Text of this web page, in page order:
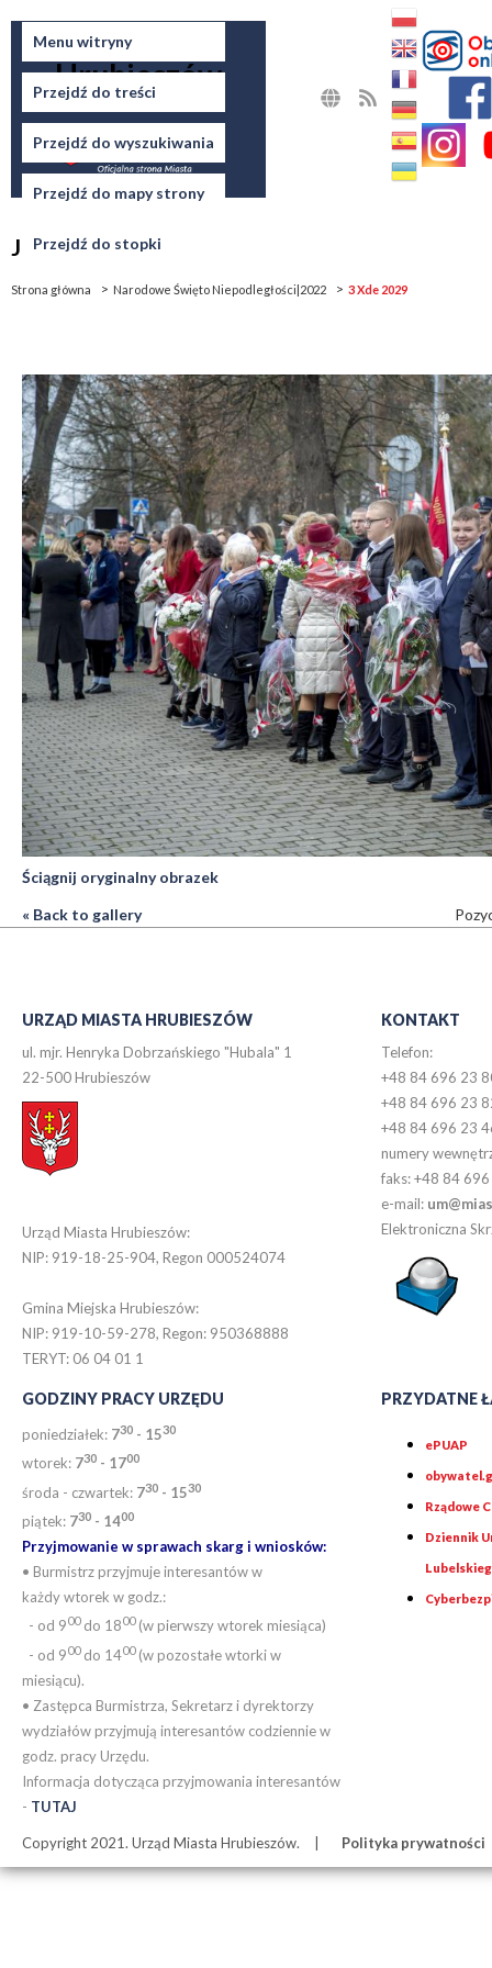
Menu witryny
Przejdź do treści
Przejdź do wyszukiwania
Przejdź do mapy strony
Przejdź do stopki
Miasto
Hrubieszów
Jesteś tutaj
Strona główna Narodowe Święto Niepodległości|2022 3 Xde 2029
Ściągnij oryginalny obrazek
« Back to gallery
URZĄD MIASTA HRUBIESZÓW
ul. mjr. Henryka Dobrzańskiego "Hubala" 1
22-500 Hrubieszów
Urząd Miasta Hrubieszów:
NIP: 919-18-25-904, Regon 000524074
Gmina Miejska Hrubieszów:
NIP: 919-10-59-278, Regon: 950368888
TERYT: 06 04 01 1
KONTAKT
Telefon:
+48 84 696 23
+48 84 696 23
+48 84 696 23
numery
faks: +48 84
e-mail:
Elektroniczna
GODZINY PRACY URZĘDU
poniedziałek: 730 - 1530
wtorek: 730 - 1700
środa - czwartek: 730 - 1530
piątek: 730 - 1400
Przyjmowanie w sprawach skarg i wniosków:
• Burmistrz przyjmuje interesantów w
każdy wtorek w godz.:
- od 900do 1800(w pierwszy wtorek miesiąca)
- od 900do 1400(w pozostałe wtorki w
miesiącu).
• Zastępca Burmistrza, Sekretarz i dyrektorzy
wydziałów przyjmują interesantów codziennie w
godz. pracy Urzędu.
Informacja dotycząca przyjmowania interesantów
- TUTAJ
PRZYDATNE
ePUAP
Rządowe
Dziennik
Copyright 2021. Urząd Miasta Hrubieszów. Polityka prywatności